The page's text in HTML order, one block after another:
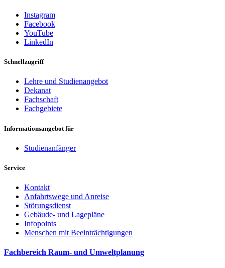
Instagram
Facebook
YouTube
LinkedIn
Schnellzugriff
Lehre und Studienangebot
Dekanat
Fachschaft
Fachgebiete
Informationsangebot für
Studienanfänger
Service
Kontakt
Anfahrtswege und Anreise
Störungsdienst
Gebäude- und Lagepläne
Infopoints
Menschen mit Beeinträchtigungen
Fachbereich Raum- und Umweltplanung